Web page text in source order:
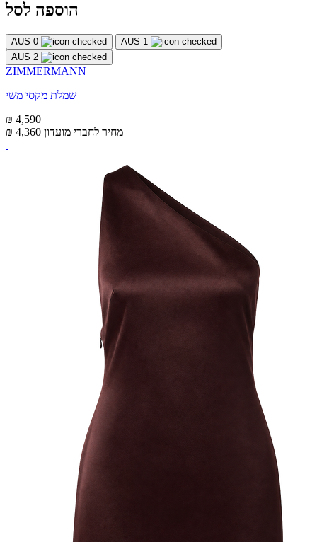
הוספה לסל
AUS 0
AUS 1
AUS 2
ZIMMERMANN
שמלת מקסי משי
₪ 4,590
₪ 4,360 מחיר לחברי מועדון